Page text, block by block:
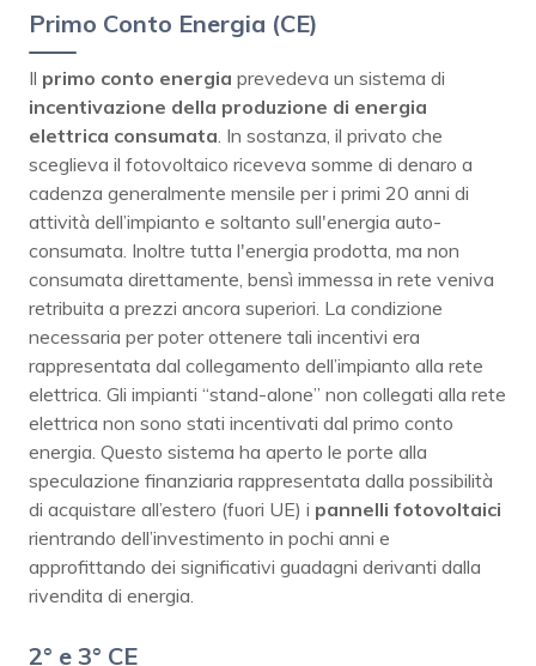
Primo Conto Energia (CE)
Il primo conto energia prevedeva un sistema di
incentivazione della produzione di energia
elettrica consumata. In sostanza, il privato che
sceglieva il fotovoltaico riceveva somme di denaro a
cadenza generalmente mensile per i primi 20 anni di
attività dell’impianto e soltanto sull'energia auto-
consumata. Inoltre tutta l'energia prodotta, ma non
consumata direttamente, bensì immessa in rete veniva
retribuita a prezzi ancora superiori. La condizione
necessaria per poter ottenere tali incentivi era
rappresentata dal collegamento dell’impianto alla rete
elettrica. Gli impianti “stand-alone” non collegati alla rete
elettrica non sono stati incentivati dal primo conto
energia. Questo sistema ha aperto le porte alla
speculazione finanziaria rappresentata dalla possibilità
di acquistare all’estero (fuori UE) i pannelli fotovoltaici
rientrando dell’investimento in pochi anni e
approfittando dei significativi guadagni derivanti dalla
rivendita di energia.
2° e 3° CE